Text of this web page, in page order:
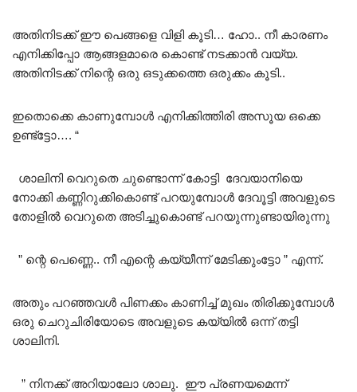
അതിനിടക്ക് ഈ പെങ്ങളെ വിളി കൂടി… ഹോ.. നീ കാരണം
എനിക്കിപ്പോ ആങ്ങളമാരെ കൊണ്ട് നടക്കാൻ വയ്യ.
അതിനിടക്ക് നിന്റെ ഒരു ഒടുക്കത്തെ ഒരുക്കം കൂടി..
ഇതൊക്കെ കാണുമ്പോൾ എനിക്കിത്തിരി അസൂയ ഒക്കെ
ഉണ്ട്‌ട്ടോ…. “
ശാലിനി വെറുതെ ചുണ്ടൊന്ന് കോട്ടി ദേവയാനിയെ
നോക്കി കണ്ണിറുക്കികൊണ്ട് പറയുമ്പോൾ ദേവൂട്ടി അവളുടെ
തോളിൽ വെറുതെ അടിച്ചുകൊണ്ട് പറയുന്നുണ്ടായിരുന്നു
” ന്റെ പെണ്ണെ.. നീ എന്റെ കയ്യീന്ന് മേടിക്കുംട്ടോ ” എന്ന്.
അതും പറഞ്ഞവൾ പിണക്കം കാണിച്ച് മുഖം തിരിക്കുമ്പോൾ
ഒരു ചെറുചിരിയോടെ അവളുടെ കയ്യിൽ ഒന്ന് തട്ടി
ശാലിനി.
” നിനക്ക് അറിയാലോ ശാലു. ഈ പ്രണയമെന്ന്